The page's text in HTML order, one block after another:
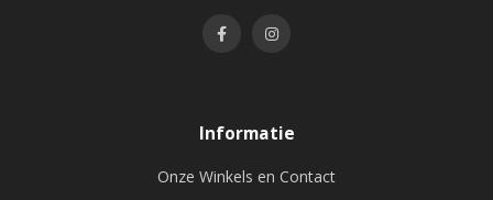
Informatie
Onze Winkels en Contact